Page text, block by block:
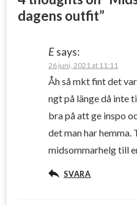
dagens outfit”
Esays:
26 juni, 2021 at 11:11
Åh så mkt fint det
ngt på länge då inte
bra på att ge inspo
det man har
midsommarhelg till
SVARA